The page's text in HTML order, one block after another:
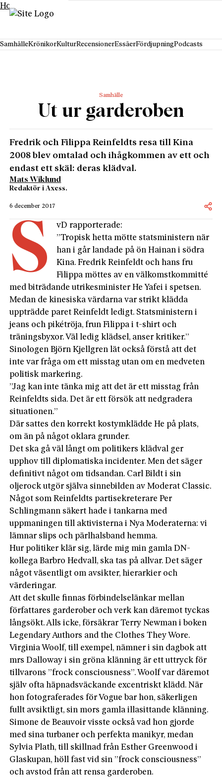
Hoppa till innehåll
SamhälleKrönikorKulturRecensionerEssäerFördjupningPodcasts
Samhälle
Ut ur garderoben
Fredrik och Filippa Reinfeldts resa till Kina
2008 blev omtalad och ihågkommen av ett och
endast ett skäl: deras klädval.
Mats Wiklund
Redaktör i Axess.
6 december 2017
S
vD rapporterade:
”Tropisk hetta mötte statsministern när
han i går landade på ön Hainan i södra
Kina. Fredrik Reinfeldt och hans fru
Filippa möttes av en välkomstkommitté
med biträdande utrikesminister He Yafei i spetsen.
Medan de kinesiska värdarna var strikt klädda
uppträdde paret Reinfeldt ledigt. Statsministern i
jeans och pikétröja, frun Filippa i t-shirt och
träningsbyxor. Väl ledig klädsel, anser kritiker.”
Sinologen Björn Kjellgren lät också förstå att det
inte var fråga om ett misstag utan om en medveten
politisk markering.
”Jag kan inte tänka mig att det är ett misstag från
Reinfeldts sida. Det är ett försök att nedgradera
situationen.”
Där sattes den korrekt kostymklädde He på plats,
om än på något oklara grunder.
Det ska gå väl långt om politikers klädval ger
upphov till diplomatiska incidenter. Men det säger
definitivt något om tidsandan. Carl Bildt i sin
oljerock utgör själva sinnebilden av Moderat Classic.
Något som Reinfeldts partisekreterare Per
Schlingmann säkert hade i tankarna med
uppmaningen till aktivisterna i Nya Moderaterna: vi
lämnar slips och pärlhalsband hemma.
Hur politiker klär sig, lärde mig min gamla DN-
kollega Barbro Hedvall, ska tas på allvar. Det säger
något väsentligt om avsikter, hierarkier och
värderingar.
Att det skulle finnas förbindelselänkar mellan
författares garderober och verk kan däremot tyckas
långsökt. Alls icke, försäkrar Terry Newman i boken
Legendary Authors and the Clothes They Wore.
Virginia Woolf, till exempel, nämner i sin dagbok att
mrs Dalloway i sin gröna klänning är ett uttryck för
tillvarons ”frock consciousness”. Woolf var däremot
själv ofta häpnadsväckande excentriskt klädd. När
hon fotograferades för Vogue bar hon, säkerligen
fullt avsiktligt, sin mors gamla illasittande klänning.
Simone de Beauvoir visste också vad hon gjorde
med sina turbaner och perfekta manikyr, medan
Sylvia Plath, till skillnad från Esther Greenwood i
Glaskupan, höll fast vid sin ”frock consciousness”
och avstod från att rensa garderoben.